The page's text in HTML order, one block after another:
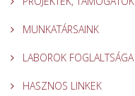
MUNKATÁRSAINK
LABOROK FOGLALTSÁGA
HASZNOS LINKEK